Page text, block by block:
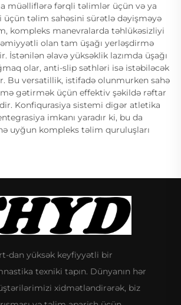
müəlliflərə fərqli təlimlər üçün və ya
üçün təlim sahəsini sürətlə dəyişməyə
kompleks manevralarda təhlükəsizliyi
olan tam üşağı yerləşdirmə
İstənilən əlavə yüksəklik lazımda üşağı
olar, anti-slip səthləri isə istəbiləcək
Bu versatillik, istifadə olunmurken sahə
gətirmək üçün effektiv şəkildə rəftar
Konfiqurasiya sistemi digər atletika
imkanı yaradır ki, bu da
uyğun kompleks təlim quruluşları
dan yüksək keyfiyyətli bir
texniki tapın. Dünyanın hər
xidmətləndirərək, biz